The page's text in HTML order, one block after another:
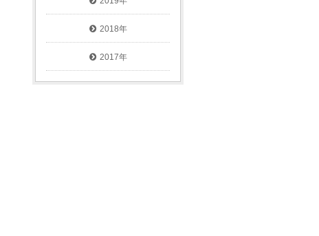
2018年
2017年